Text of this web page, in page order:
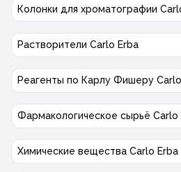
Колонки для хроматографии
Растворители Carlo Erba
Реагенты по Карлу Фишеру
Фармакологическое сырьё Carlo
Химические вещества Carlo Erba